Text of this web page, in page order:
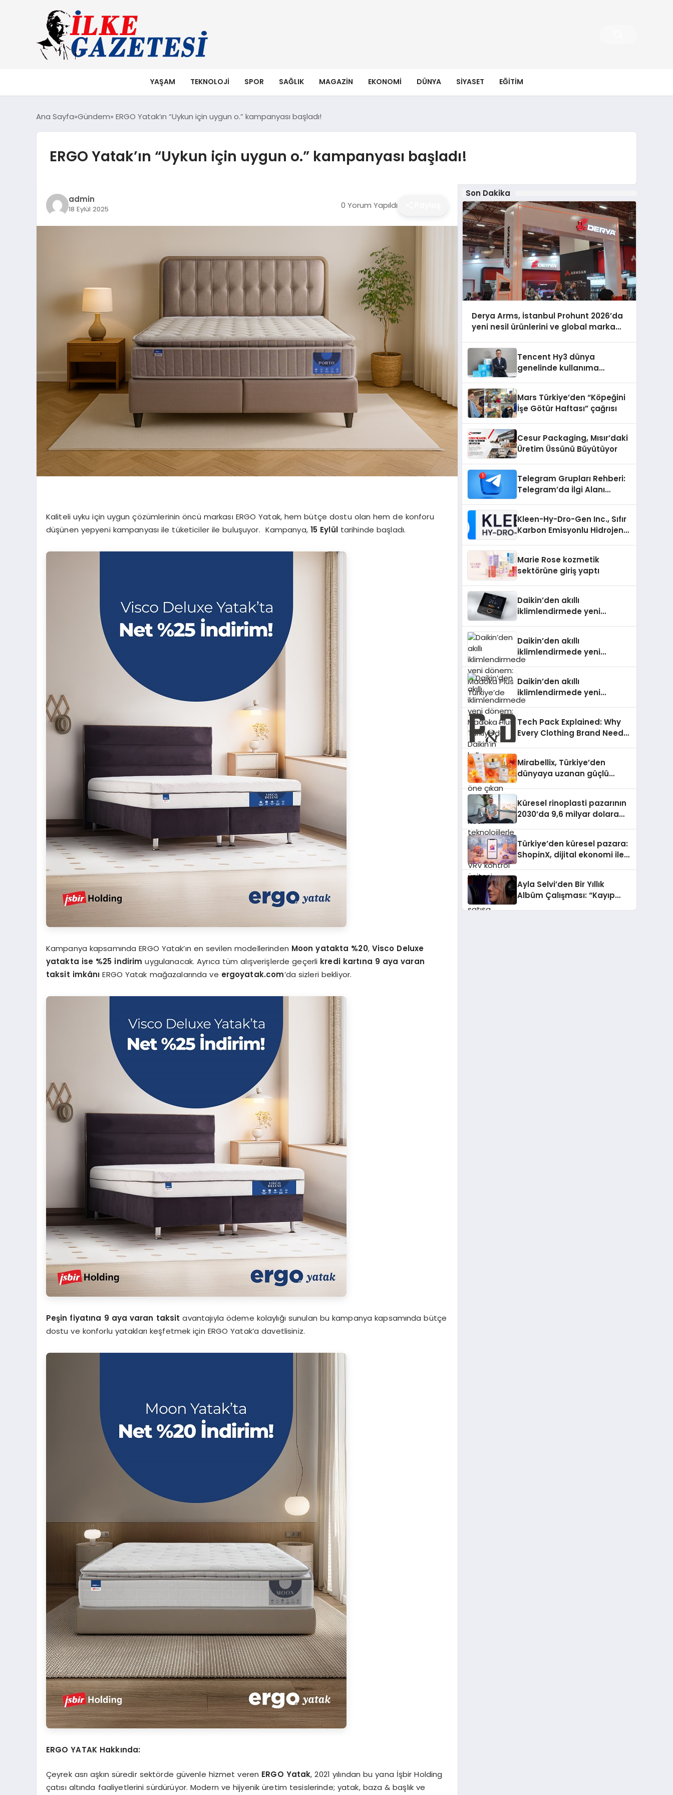
YAŞAM TEKNOLOJI SPOR SAĞLIK MAGAZIN EKONOMI DÜNYA SIYASET EĞITIM
Ana Sayfa Gündem ERGO Yatak’ın “Uykun için uygun o.” kampanyası başladı!
ERGO Yatak’ın “Uykun için uygun o.” kampanyası başladı!
admin
18 Eylül 2025 0 Yorum Yapıldı
Kaliteli uyku için uygun çözümlerinin öncü markası ERGO Yatak, hem bütçe dostu olan hem de konforu
düşünen yepyeni kampanyası ile tüketiciler ile buluşuyor. Kampanya, 15 Eylültarihinde başladı.
Kampanya kapsamında ERGO Yatak’ın en sevilen modellerinden Moon yatakta %20, Visco Deluxe
yatakta ise %25 indirim uygulanacak. Ayrıca tüm alışverişlerde geçerli kredi kartına 9 aya varan
taksit imkânı ERGO Yatak mağazalarında ve ergoyatak.com’da sizleri bekliyor.
Peşin fiyatına 9 aya varan taksitavantajıyla ödeme kolaylığı sunulan bu kampanya kapsamında bütçe
dostu ve konforlu yatakları keşfetmek için ERGO Yatak’a davetlisiniz.
ERGO YATAK Hakkında:
Çeyrek asrı aşkın süredir sektörde güvenle hizmet veren ERGO Yatak, 2021 yılından bu yana İşbir Holding
çatısı altında faaliyetlerini sürdürüyor. Modern ve hijyenik üretim tesislerinde; yatak, baza & başlık ve
Son Dakika
Derya Arms, İstanbul Prohunt 2026’da
yeni nesil ürünlerini ve global marka
Tencent Hy3 dünya
genelinde kullanıma
Mars Türkiye’den “Köpeğini
İşe Götür Haftası” çağrısı
Cesur Packaging, Mısır’daki
Üretim Üssünü Büyütüyor
Telegram Grupları Rehberi:
Telegram’da İlgi Alanı
Kleen-Hy-Dro-Gen Inc., Sıfır
Karbon Emisyonlu Hidrojen
Aldı
Marie Rose kozmetik
sektörüne giriş yaptı
Daikin’den akıllı
iklimlendirmede yeni
Daikin’den akıllı
iklimlendirmede yeni
dönem: Madoka Plus
Daikin’den akıllı
iklimlendirmede yeni
dönem: Madoka Plus
dostu tasarımıyla öne çıkan
Madoka ailesinin yeni nesil
teknolojilerle donatılmış son
modeli VRV kontrol ünitesi
Madoka Plus Türkiye’de
satışa sunuldu. Tam
dokunmatik ekranı, mobil
uygulama desteği ve akıllı
sensör entegrasyonu
daha kolay, konforlu ve
verimli hale getiriyor. Enerji
verimliliğini artırırken
modern yaşam alanlarında
teknolojiyi estetik ile bulu
Tech Pack Explained: Why
Every Clothing Brand Needs
Mirabellix, Türkiye’den
dünyaya uzanan güçlü
Küresel rinoplasti pazarının
2030’da 9,6 milyar dolara
Türkiye’den küresel pazara:
ShopinX, dijital ekonomi ile
Ayla Selvi’den Bir Yıllık
Albüm Çalışması: “Kayıp